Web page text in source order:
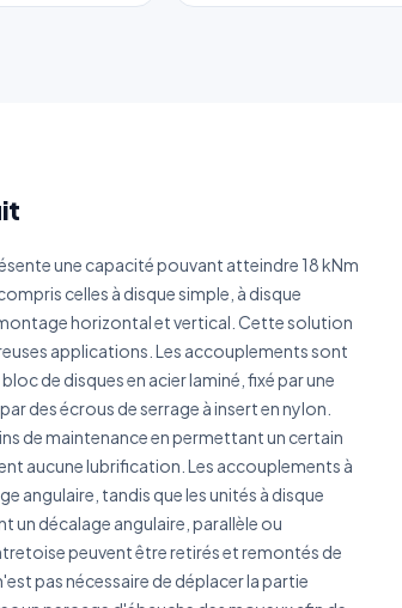
une capacité pouvant atteindre 18 kNm
celles à disque simple, à disque
horizontal et vertical. Cette solution
applications. Les accouplements sont
de disques en acier laminé, fixé par une
des écrous de serrage à insert en nylon.
de maintenance en permettant un certain
aucune lubrification. Les accouplements à
angulaire, tandis que les unités à disque
décalage angulaire, parallèle ou
peuvent être retirés et remontés de
pas nécessaire de déplacer la partie
Décrivez votre besoin
J'accepte que mes données soient
de confidentialité
Envoyer ma
Vos données sont protégées